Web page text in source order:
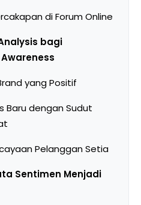
di Forum Online
bagi
yang Positif
Baru dengan Sudut
Pelanggan Setia
Sentimen Menjadi